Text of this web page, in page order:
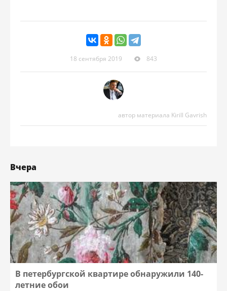
18 сентября 2019 843
автор материала Kirill Gavrish
Вчера
В петербургской квартире обнаружили 140-
летние обои